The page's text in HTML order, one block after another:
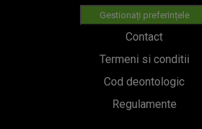
Gestionați preferințele
Contact
Termeni si conditii
Cod deontologic
Regulamente